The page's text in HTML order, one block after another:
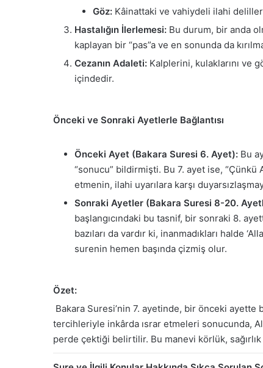
Göz: Kâinattaki ve vahiydeli ilahi
Hastalığın İlerlemesi: Bu durum, bir anda
kaplayan bir “pas”a ve en sonunda da
Cezanın Adaleti: Kalplerini, kulaklarını ve
içindedir.
Önceki ve Sonraki Ayetlerle Bağlantısı
Önceki Ayet (Bakara Suresi 6. Ayet): Bu
“sonucu” bildirmişti. Bu 7. ayet ise,
etmenin, ilahi uyarılara karşı
Sonraki Ayetler (Bakara Suresi 8-20.
başlangıcındaki bu tasnif, bir sonraki 8.
bazıları da vardır ki, inanmadıkları halde
surenin hemen başında çizmiş olur.
Özet:
Bakara Suresi’nin 7. ayetinde, bir önceki ayette
tercihleriyle inkârda ısrar etmeleri sonucunda,
perde çektiği belirtilir. Bu manevi körlük,